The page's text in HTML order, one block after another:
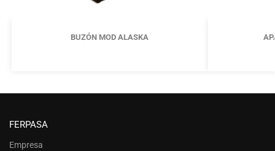
BUZÓN MOD ALASKA
FERPASA
Empresa